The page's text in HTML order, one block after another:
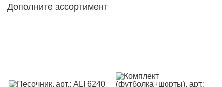
расцветок) указать не представляется возможным.
Дополните ассортимент